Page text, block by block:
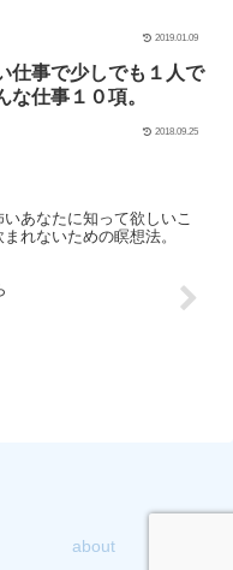
2019.01.09
仕事で少しでも１人で
な仕事１０項。
2018.09.25
いあなたに知って欲しいこ
れないための瞑想法。
about